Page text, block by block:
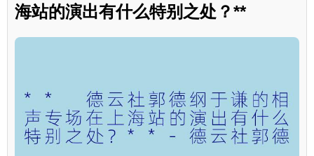
海站的演出有什么特别之处？**